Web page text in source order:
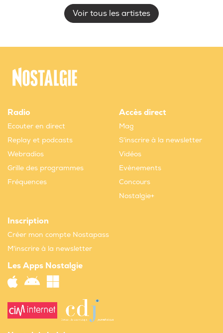
Voir tous les artistes
Radio
Ecouter en direct
Replay et podcasts
Webradios
Grille des programmes
Fréquences
Accès direct
Mag
S'inscrire à la newsletter
Vidéos
Evènements
Concours
Nostalgie+
Inscription
Créer mon compte Nostapass
M'inscrire à la newsletter
Les Apps Nostalgie